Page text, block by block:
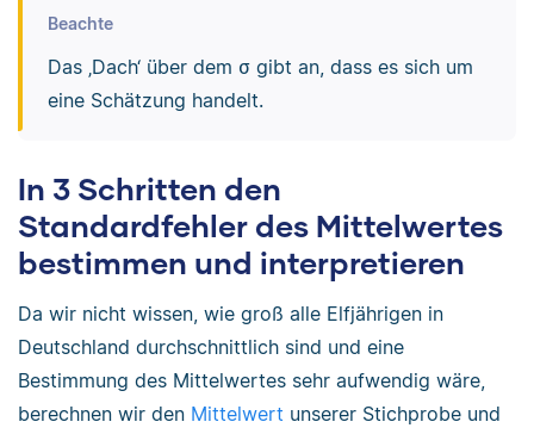
Beachte
Das ‚Dach‘ über dem σ gibt an, dass es sich um
eine Schätzung handelt.
In 3 Schritten den
Standardfehler des Mittelwertes
bestimmen und interpretieren
Da wir nicht wissen, wie groß alle Elfjährigen in
Deutschland durchschnittlich sind und eine
Bestimmung des Mittelwertes sehr aufwendig wäre,
berechnen wir den Mittelwert unserer Stichprobe und